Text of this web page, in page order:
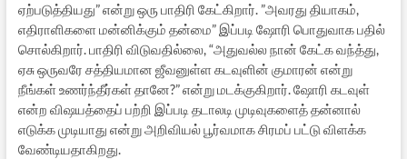
ஏற்படுத்தியது” என்று ஒரு பாதிரி கேட்கிறார். ”அவரது தியாகம்,
எதிராளிகளை மன்னிக்கும் தன்மை” இப்படி ஷோரி பொதுவாக பதில்
சொல்கிறார். பாதிரி விடுவதில்லை, “அதுவல்ல நான் கேட்க வந்த்து,
ஏசு ஒருவரே சத்தியமான ஜீவனுள்ள கடவுளின் குமாரன் என்று
நீங்கள் உணர்ந்தீர்கள் தானே?” என்று மடக்குகிறார். ஷோரி கடவுள்
என்ற விஷயத்தைப் பற்றி இப்படி தடாலடி முடிவுகளைத் தன்னால்
எடுக்க முடியாது என்று அறிவியல் பூர்வமாக சிரமப் பட்டு விளக்க
வேண்டியதாகிறது.